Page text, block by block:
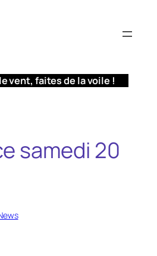
vent, faites de la voile !
samedi 20